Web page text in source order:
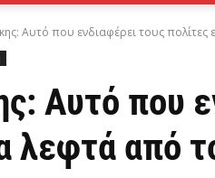
Αυτό που ενδιαφέρει τους πολίτες
Αυτό που
λεφτά από